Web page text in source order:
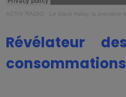
ACTIV RADIO Le black friday, la première
Révélateur
consommations